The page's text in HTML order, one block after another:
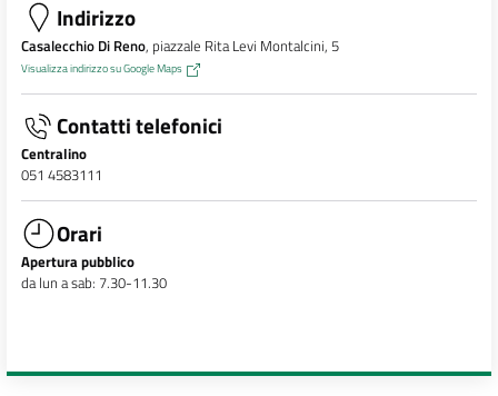
Indirizzo
Casalecchio Di Reno, piazzale Rita Levi Montalcini, 5
Visualizza indirizzo su Google Maps
Contatti telefonici
Centralino
051 4583111
Orari
Apertura pubblico
da lun a sab: 7.30-11.30